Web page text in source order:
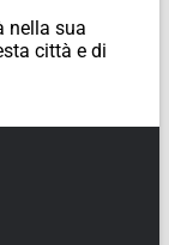
nella sua
città e di